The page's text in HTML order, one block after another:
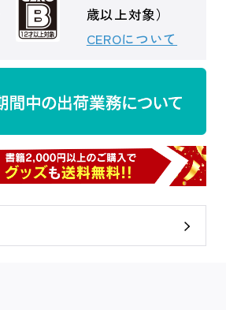
歳以上対象）
CEROについて